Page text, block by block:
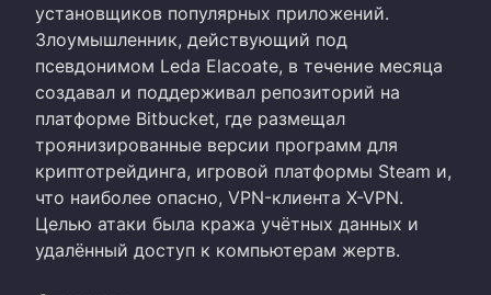
установщиков популярных приложений.
Злоумышленник, действующий под
псевдонимом Leda Elacoate, в течение месяца
создавал и поддерживал репозиторий на
платформе Bitbucket, где размещал
троянизированные версии программ для
криптотрейдинга, игровой платформы Steam и,
что наиболее опасно, VPN-клиента X-VPN.
Целью атаки была кража учётных данных и
удалённый доступ к компьютерам жертв.